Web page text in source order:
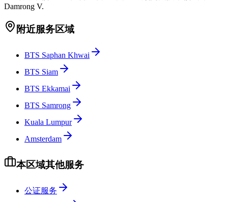
Damrong V.
附近服务区域
BTS Saphan Khwai
BTS Siam
BTS Ekkamai
BTS Samrong
Kuala Lumpur
Amsterdam
本区域其他服务
公证服务